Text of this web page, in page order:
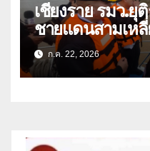
เชียงราย รมว.ยุ
ชายแดนสามเห
ลาว ผนึกกำลังส
ก.ค. 22, 2026